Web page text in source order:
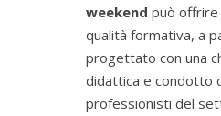
weekend può offrire
qualità formativa, a
progettato con una
didattica e condotto
professionisti del